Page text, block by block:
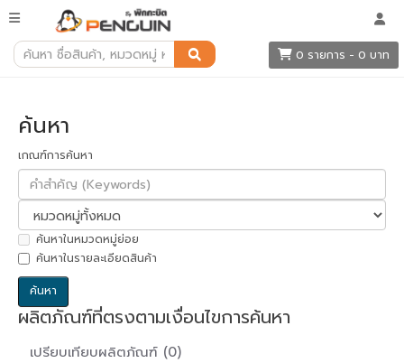
0 รายการ - 0 บาท
ค้นหา
ค้นหา
เกณฑ์การค้นหา
ค้นหาในหมวดหมู่ย่อย
ค้นหาในรายละเอียดสินค้า
ผลิตภัณฑ์ที่ตรงตามเงื่อนไขการค้นหา
เปรียบเทียบผลิตภัณฑ์ (0)